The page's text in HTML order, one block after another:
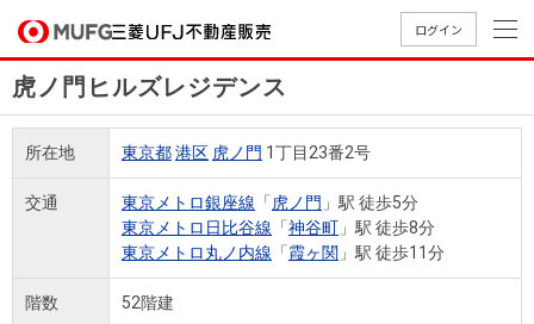
ログイン
買いたいTOP
売りたいTOP
店舗案内TOP
会社情報TOP
採用情報TOP
買いたい
売りたい
会社情報
虎ノ門ヒルズレジデンス
所在地 東京都港区 虎ノ門 1丁目23番2号
交通 東京メトロ銀座線 「 虎ノ門 」駅 徒歩5分
東京メトロ日比谷線 「神谷町 」駅 徒歩8分
東京メトロ丸ノ内線 「霞ヶ関 」駅 徒歩11分
階数 52階建